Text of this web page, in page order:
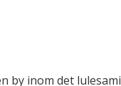
by inom det